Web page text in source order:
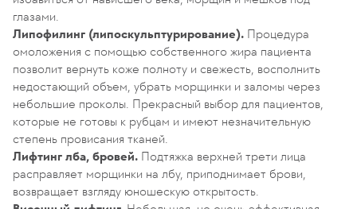
глазами.
Липофилинг (липоскульптурирование). Процедура
омоложения с помощью собственного жира пациента
позволит вернуть коже полноту и свежесть, восполнить
недостающий объем, убрать морщинки и заломы через
небольшие проколы. Прекрасный выбор для пациентов,
которые не готовы к рубцам и имеют незначительную
степень провисания тканей.
Лифтинг лба, бровей. Подтяжка верхней трети лица
расправляет морщинки на лбу, приподнимает брови,
возвращает взгляду юношескую открытость.